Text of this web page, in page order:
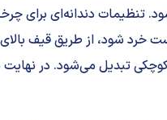
تنظیمات دندانه‌ای برای
خرد شود، از طریق قیف
تبدیل می‌شود. در نهایت